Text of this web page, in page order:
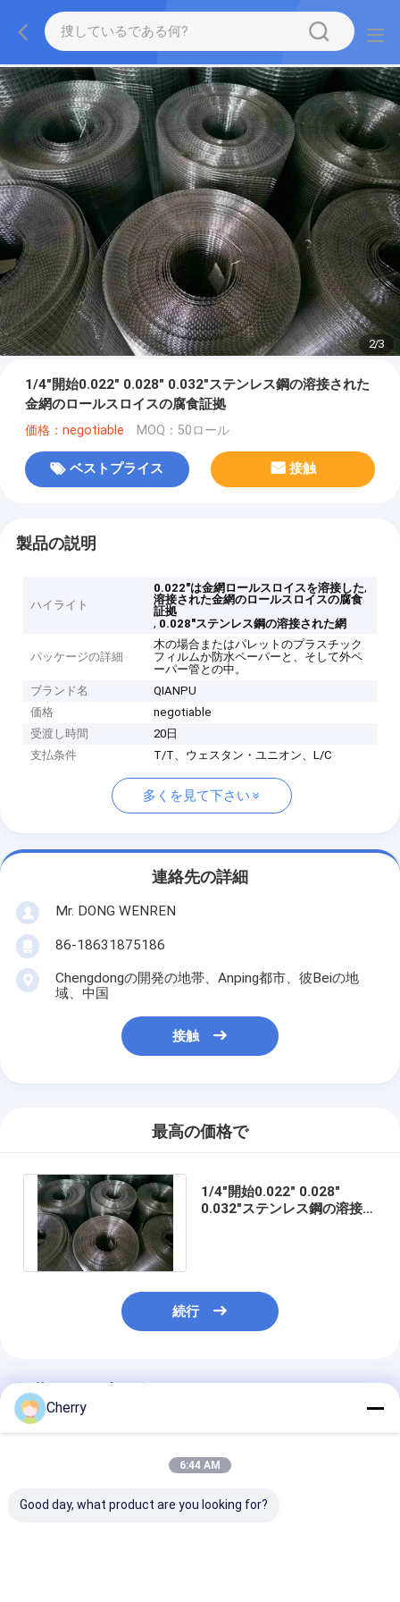
2/3
1/4"開始0.022" 0.028" 0.032"ステンレス鋼の溶接された
金網のロールスロイスの腐食証拠
価格：negotiable MOQ：50ロール
ベストプライス 接触
製品の説明
ハイライト
0.022"は金網ロールスロイスを溶接した,
溶接された金網のロールスロイスの腐食
証拠
, 0.028"ステンレス鋼の溶接された網
パッケージの詳細
木の場合またはパレットのプラスチック
フィルムか防水ペーパーと、そして外ペ
ーパー管との中。
ブランド名
QIANPU
価格
negotiable
受渡し時間
20日
支払条件
T/T、ウェスタン・ユニオン、L/C
多くを見て下さい
連絡先の詳細
Mr. DONG WENREN
86-18631875186
Chengdongの開発の地帯、Anping都市、彼Beiの地
域、中国
接触
最高の価格で
1/4"開始0.022" 0.028"
0.032"ステンレス鋼の溶接さ
続行
推薦されたプロダクト
Cherry
6:44 AM
Good day, what product are you looking for?